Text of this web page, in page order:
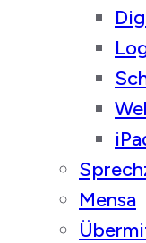
Mensa